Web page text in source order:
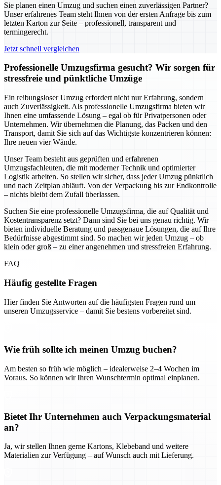
Sie planen einen Umzug und suchen einen zuverlässigen Partner?
Unser erfahrenes Team steht Ihnen von der ersten Anfrage bis zum
letzten Karton zur Seite – professionell, transparent und
termingerecht.
Jetzt schnell vergleichen
Professionelle Umzugsfirma gesucht? Wir sorgen für
stressfreie und pünktliche Umzüge
Ein reibungsloser Umzug erfordert nicht nur Erfahrung, sondern
auch Zuverlässigkeit. Als professionelle Umzugsfirma bieten wir
Ihnen eine umfassende Lösung – egal ob für Privatpersonen oder
Unternehmen. Wir übernehmen die Planung, das Packen und den
Transport, damit Sie sich auf das Wichtigste konzentrieren können:
Ihre neuen vier Wände.
Unser Team besteht aus geprüften und erfahrenen
Umzugsfachleuten, die mit moderner Technik und optimierter
Logistik arbeiten. So stellen wir sicher, dass jeder Umzug pünktlich
und nach Zeitplan abläuft. Von der Verpackung bis zur Endkontrolle
– nichts bleibt dem Zufall überlassen.
Suchen Sie eine professionelle Umzugsfirma, die auf Qualität und
Kostentransparenz setzt? Dann sind Sie bei uns genau richtig. Wir
bieten individuelle Beratung und passgenaue Lösungen, die auf Ihre
Bedürfnisse abgestimmt sind. So machen wir jeden Umzug – ob
klein oder groß – zu einer angenehmen und stressfreien Erfahrung.
FAQ
Häufig gestellte Fragen
Hier finden Sie Antworten auf die häufigsten Fragen rund um
unseren Umzugsservice – damit Sie bestens vorbereitet sind.
Wie früh sollte ich meinen Umzug buchen?
Am besten so früh wie möglich – idealerweise 2–4 Wochen im
Voraus. So können wir Ihren Wunschtermin optimal einplanen.
Bietet Ihr Unternehmen auch Verpackungsmaterial
an?
Ja, wir stellen Ihnen gerne Kartons, Klebeband und weitere
Materialien zur Verfügung – auf Wunsch auch mit Lieferung.